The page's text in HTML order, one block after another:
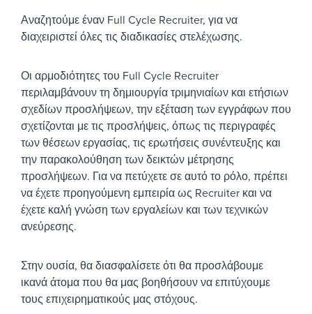
Αναζητούμε έναν Full Cycle Recruiter, για να
διαχειριστεί όλες τις διαδικασίες στελέχωσης.
Οι αρμοδιότητες του Full Cycle Recruiter
περιλαμβάνουν τη δημιουργία τριμηνιαίων και ετήσιων
σχεδίων προσλήψεων, την εξέταση των εγγράφων που
σχετίζονται με τις προσλήψεις, όπως τις περιγραφές
των θέσεων εργασίας, τις ερωτήσεις συνέντευξης και
την παρακολούθηση των δεικτών μέτρησης
προσλήψεων. Για να πετύχετε σε αυτό το ρόλο, πρέπει
να έχετε προηγούμενη εμπειρία ως Recruiter και να
έχετε καλή γνώση των εργαλείων και των τεχνικών
ανεύρεσης.
Στην ουσία, θα διασφαλίσετε ότι θα προσλάβουμε
ικανά άτομα που θα μας βοηθήσουν να επιτύχουμε
τους επιχειρηματικούς μας στόχους.